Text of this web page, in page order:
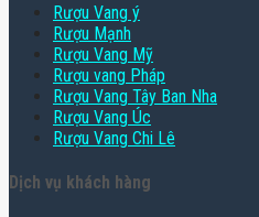
Rượu Vang ý
Rượu Mạnh
Rượu Vang Mỹ
Rượu vang Pháp
Rượu Vang Tây Ban Nha
Rượu Vang Úc
Rượu Vang Chi Lê
Dịch vụ khách hàng